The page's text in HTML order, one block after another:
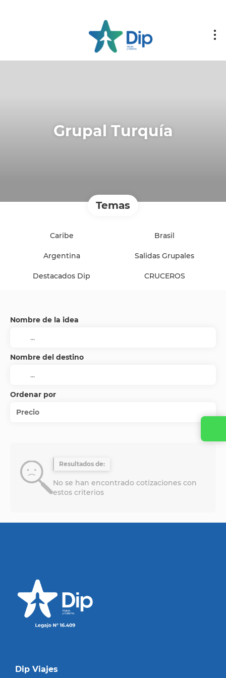
Grupal Turquía
Temas
Caribe Brasil
Argentina Salidas Grupales
Destacados Dip CRUCEROS
Nombre de la idea
Nombre del destino
Ordenar por
Precio
Resultados de:
No se han encontrado cotizaciones con
estos criterios
Dip Viajes